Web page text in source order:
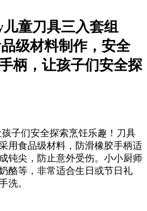
童刀具三入套组
级材料制作，安全
柄，让孩子们安全探
子们安全探索烹饪乐趣！刀具
用食品级材料，防滑橡胶手柄适
钝尖，防止意外受伤。小小厨师
酪等，非常适合生日或节日礼
洗。